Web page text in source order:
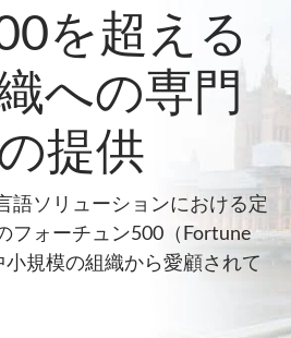
を超える
への専門
提供
語ソリューションにおける定
フォーチュン500（Fortune
規模の組織から愛顧されて